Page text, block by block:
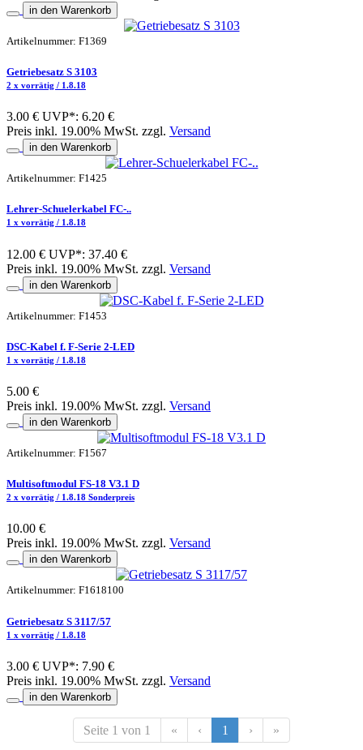
in den Warenkorb
Artikelnummer: F1369
Getriebesatz S 3103
2 x vorrätig / 1.8.18
3.00 € UVP*: 6.20 €
Preis inkl. 19.00% MwSt. zzgl. Versand
in den Warenkorb
Artikelnummer: F1425
Lehrer-Schuelerkabel FC-..
1 x vorrätig / 1.8.18
12.00 € UVP*: 37.40 €
Preis inkl. 19.00% MwSt. zzgl. Versand
in den Warenkorb
Artikelnummer: F1453
DSC-Kabel f. F-Serie 2-LED
1 x vorrätig / 1.8.18
5.00 €
Preis inkl. 19.00% MwSt. zzgl. Versand
in den Warenkorb
Artikelnummer: F1567
Multisoftmodul FS-18 V3.1 D
2 x vorrätig / 1.8.18 Sonderpreis
10.00 €
Preis inkl. 19.00% MwSt. zzgl. Versand
in den Warenkorb
Artikelnummer: F1618100
Getriebesatz S 3117/57
1 x vorrätig / 1.8.18
3.00 € UVP*: 7.90 €
Preis inkl. 19.00% MwSt. zzgl. Versand
in den Warenkorb
Seite 1 von 1 « ‹ 1 › »